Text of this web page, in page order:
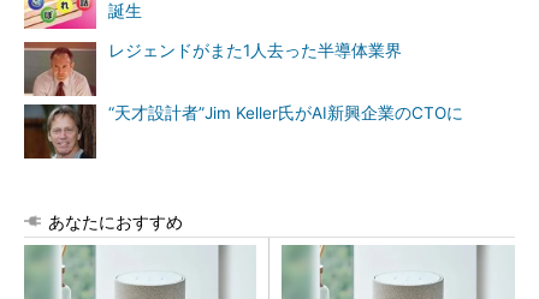
誕生
レジェンドがまた1人去った半導体業界
“天才設計者”Jim Keller氏がAI新興企業のCTOに
あなたにおすすめ